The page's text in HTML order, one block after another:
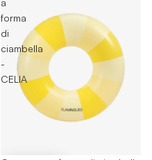
forma
di
ciambella
-
CELIA